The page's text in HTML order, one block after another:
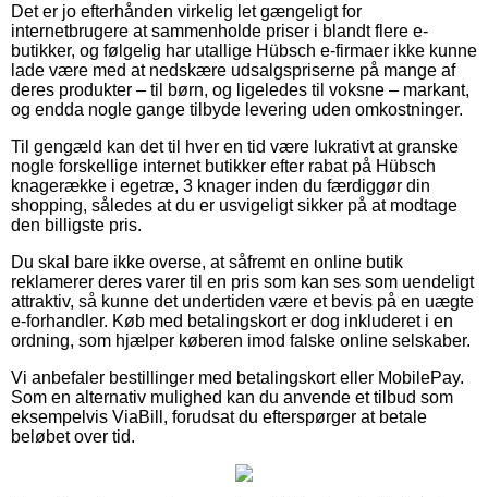
Det er jo efterhånden virkelig let gængeligt for
internetbrugere at sammenholde priser i blandt flere e-
butikker, og følgelig har utallige Hübsch e-firmaer ikke kunne
lade være med at nedskære udsalgspriserne på mange af
deres produkter – til børn, og ligeledes til voksne – markant,
og endda nogle gange tilbyde levering uden omkostninger.
Til gengæld kan det til hver en tid være lukrativt at granske
nogle forskellige internet butikker efter rabat på Hübsch
knagerække i egetræ, 3 knager inden du færdiggør din
shopping, således at du er usvigeligt sikker på at modtage
den billigste pris.
Du skal bare ikke overse, at såfremt en online butik
reklamerer deres varer til en pris som kan ses som uendeligt
attraktiv, så kunne det undertiden være et bevis på en uægte
e-forhandler. Køb med betalingskort er dog inkluderet i en
ordning, som hjælper køberen imod falske online selskaber.
Vi anbefaler bestillinger med betalingskort eller MobilePay.
Som en alternativ mulighed kan du anvende et tilbud som
eksempelvis ViaBill, forudsat du efterspørger at betale
beløbet over tid.